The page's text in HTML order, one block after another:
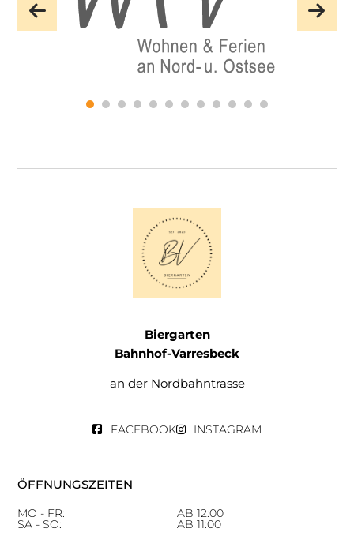
und Ferienhäuser an der Nord- und Ostsee.
Website
Biergarten
Bahnhof-Varresbeck
an der Nordbahntrasse
FACEBOOK INSTAGRAM
ÖFFNUNGSZEITEN
MO - FR:
SA - SO:
AB 12:00
AB 11:00